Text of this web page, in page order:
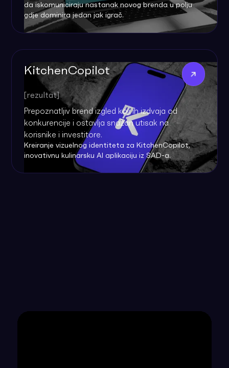
da iskomuniciraju nastanak novog brenda u polju
gdje dominira jedan jak igrač.
KitchenCopilot
[rezultat]
Prepoznatljiv brend izgled koji ih izdvaja od
konkurencije i ostavlja snažan utisak na
korisnike i investitore.
Kreiranje vizuelnog identiteta za KitchenCopilot,
inovativnu kulinarsku AI aplikaciju iz SAD-a.